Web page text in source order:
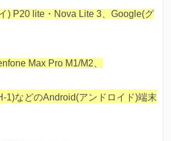
) P20 lite・Nova Lite 3、Google(グ
Max Pro M1/M2、
1)などのAndroid(アンドロイド)端末